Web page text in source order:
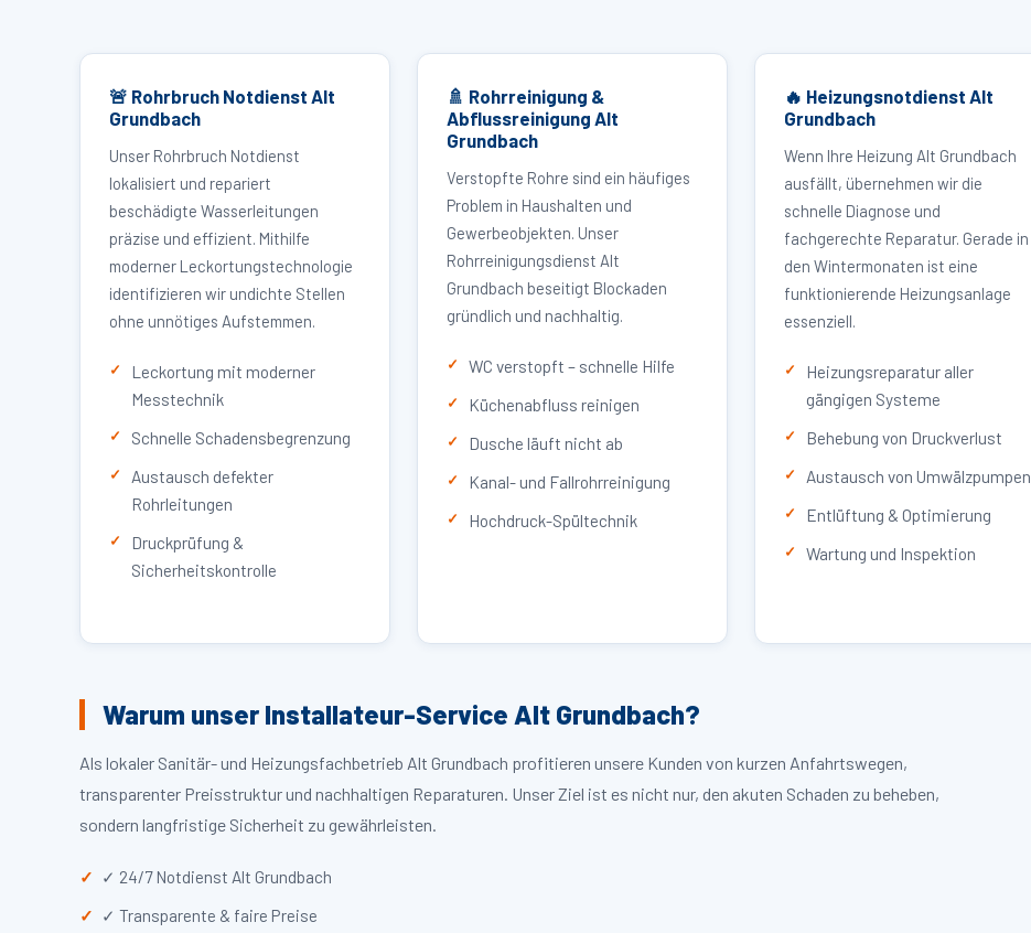
🚨 Rohrbruch Notdienst Alt
Grundbach
Unser Rohrbruch Notdienst
lokalisiert und repariert
beschädigte Wasserleitungen
präzise und effizient. Mithilfe
moderner Leckortungstechnologie
identifizieren wir undichte Stellen
ohne unnötiges Aufstemmen.
Leckortung mit moderner
Messtechnik
Schnelle Schadensbegrenzung
Austausch defekter
Rohrleitungen
Druckprüfung &
Sicherheitskontrolle
🚿 Rohrreinigung &
Abflussreinigung Alt
Grundbach
Verstopfte Rohre sind ein häufiges
Problem in Haushalten und
Gewerbeobjekten. Unser
Rohrreinigungsdienst Alt
Grundbach beseitigt Blockaden
gründlich und nachhaltig.
WC verstopft – schnelle Hilfe
Küchenabfluss reinigen
Dusche läuft nicht ab
Kanal- und Fallrohrreinigung
Hochdruck-Spültechnik
🔥 Heizungsnotdienst Alt
Grundbach
Wenn Ihre Heizung Alt Grundbach
ausfällt, übernehmen wir die
schnelle Diagnose und
fachgerechte Reparatur. Gerade in
den Wintermonaten ist eine
funktionierende Heizungsanlage
essenziell.
Heizungsreparatur aller
gängigen Systeme
Behebung von Druckverlust
Austausch von Umwälzpumpen
Entlüftung & Optimierung
Wartung und Inspektion
Warum unser Installateur-Service Alt Grundbach?
Als lokaler Sanitär- und Heizungsfachbetrieb Alt Grundbach profitieren unsere Kunden von kurzen Anfahrtswegen,
transparenter Preisstruktur und nachhaltigen Reparaturen. Unser Ziel ist es nicht nur, den akuten Schaden zu beheben,
sondern langfristige Sicherheit zu gewährleisten.
✓ 24/7 Notdienst Alt Grundbach
✓ Transparente & faire Preise